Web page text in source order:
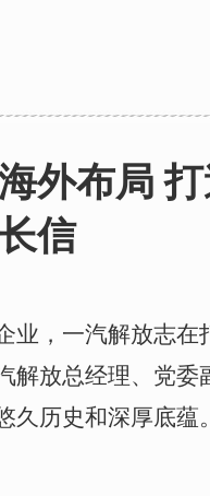
外布局
信
业，一汽解放志
解放总经理、党
久历史和深厚底